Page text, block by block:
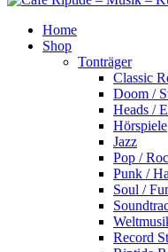
Home
Shop
Tonträger
Classic
Doom /
Heads /
Hörspiele
Jazz
Pop /
Punk /
Soul /
Record